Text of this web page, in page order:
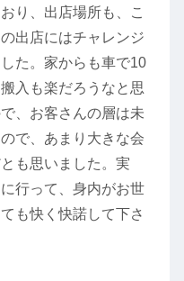
り、出店場所も、こ
出店にはチャレンジ
た。家からも車で10
入も楽だろうなと思
、お客さんの層は未
で、あまり大きな会
も思いました。実
行って、身内がお世
も快く快諾して下さ